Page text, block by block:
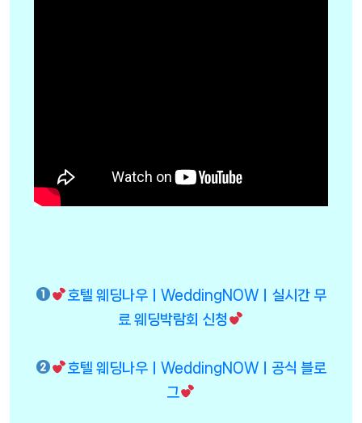
호텔 웨딩나우ㅣWeddingNOWㅣ실시간 무
료 웨딩박람회 신청
호텔 웨딩나우ㅣWeddingNOWㅣ공식 블로
그